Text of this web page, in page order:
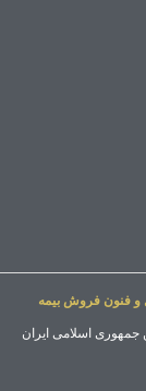
و فنون فروش بیمه
جمهوری اسلامی ایران